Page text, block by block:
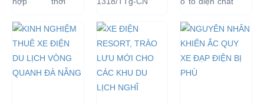
HÀNH
VÀ BÁN
CHẠY
NHẤT
HIỆN
dàng sử dụng
mà thân thiện
với môi
trường, đặc
ĐIỂM XE
ĐIỆN 04
BÁNH
CHỞ
KHÁCH
27/09/2018,
Thủ tướng
Chính phủ đã
đồng ý việc
thí điểm việc
TUỔI
THỌ
CHO XE
ngay từ đầu
sẽ mang lại
hiệu quả sử
dụng lâu dài